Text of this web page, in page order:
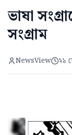
ভাষা
সংগ্রাম
NewsView ২১